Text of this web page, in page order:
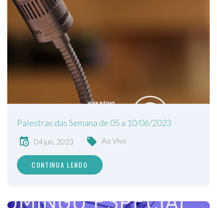
Palestras das Semana de 05 a 10/06/2023
04 jun, 2023 Ao Vivo
CONTINUA LENDO